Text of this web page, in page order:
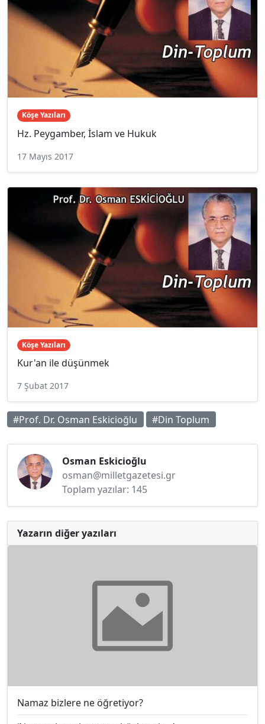
Köşe Yazıları
Hz. Peygamber, İslam ve Hukuk
17 Mayıs 2017
Köşe Yazıları
Kur'an ile düşünmek
7 Şubat 2017
#Prof. Dr. Osman Eskicioğlu #Din Toplum
Osman Eskicioğlu
osman@milletgazetesi.gr
Toplam yazılar: 145
Yazarın diğer yazıları
Namaz bizlere ne öğretiyor?